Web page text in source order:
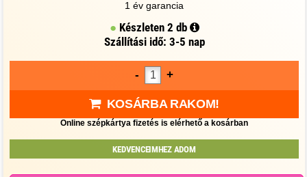
1 év garancia
Készleten 2 db
Szállítási idő: 3-5 nap
- +
KOSÁRBA RAKOM!
Online szépkártya fizetés is elérhető a kosárban
KEDVENCEIMHEZ ADOM